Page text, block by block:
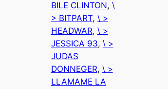
BILE CLINTON, \
> BITPART, \ >
HEADWAR, \ >
JESSICA 93, \ >
JUDAS
DONNEGER, \ >
LLAMAME LA